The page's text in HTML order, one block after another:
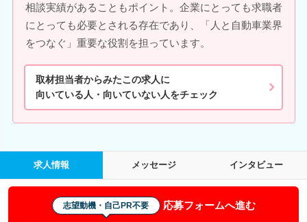
相談実績があることもポイント。企業にとっても求職者
にとっても必要とされる存在であり、「人と自動車業界
をつなぐ」重要な役割を担っています。
取材担当者からみたこの求人に
向いている人・向いていない人をチェック
求人情報 メッセージ インタビュー
志望動機・自己PR不要 応募フォームへ進む